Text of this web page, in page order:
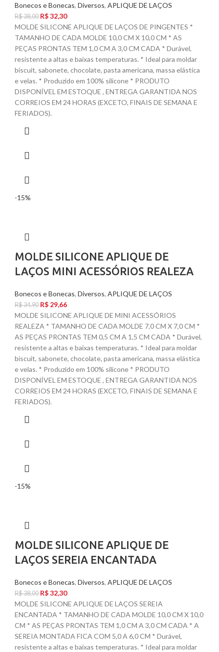
Bonecos e Bonecas, Diversos, APLIQUE DE LAÇOS
R$38,00 R$32,30
MOLDE SILICONE APLIQUE DE LAÇOS DE PINGENTES *
TAMANHO DE CADA MOLDE 10,0 CM X 10,0 CM * AS
PEÇAS PRONTAS TEM 1,0 CM A 3,0 CM CADA * Durável,
resistente a altas e baixas temperaturas. * Ideal para moldar
biscuit, sabonete, chocolate, pasta americana, massa elástica
e velas. * Produzido em 100% silicone * PRODUTO
DISPONÍVEL EM ESTOQUE , ENTREGA GARANTIDA NOS
CORREIOS EM 24 HORAS (EXCETO, FINAIS DE SEMANA E
FERIADOS).
-15%
MOLDE SILICONE APLIQUE DE
LAÇOS MINI ACESSÓRIOS REALEZA
Bonecos e Bonecas, Diversos, APLIQUE DE LAÇOS
R$34,90 R$ 29,66
MOLDE SILICONE APLIQUE DE MINI ACESSÓRIOS
REALEZA * TAMANHO DE CADA MOLDE 7,0 CM X 7,0 CM *
AS PEÇAS PRONTAS TEM 0,5 CM A 1,5 CM CADA * Durável,
resistente a altas e baixas temperaturas. * Ideal para moldar
biscuit, sabonete, chocolate, pasta americana, massa elástica
e velas. * Produzido em 100% silicone * PRODUTO
DISPONÍVEL EM ESTOQUE , ENTREGA GARANTIDA NOS
CORREIOS EM 24 HORAS (EXCETO, FINAIS DE SEMANA E
FERIADOS).
-15%
MOLDE SILICONE APLIQUE DE
LAÇOS SEREIA ENCANTADA
Bonecos e Bonecas, Diversos, APLIQUE DE LAÇOS
R$38,00 R$32,30
MOLDE SILICONE APLIQUE DE LAÇOS SEREIA
ENCANTADA * TAMANHO DE CADA MOLDE 10,0 CM X 10,0
CM * AS PEÇAS PRONTAS TEM 1,0 CM A 3,0 CM CADA * A
SEREIA MONTADA FICA COM 5,0 A 6,0 CM * Durável,
resistente a altas e baixas temperaturas. * Ideal para moldar